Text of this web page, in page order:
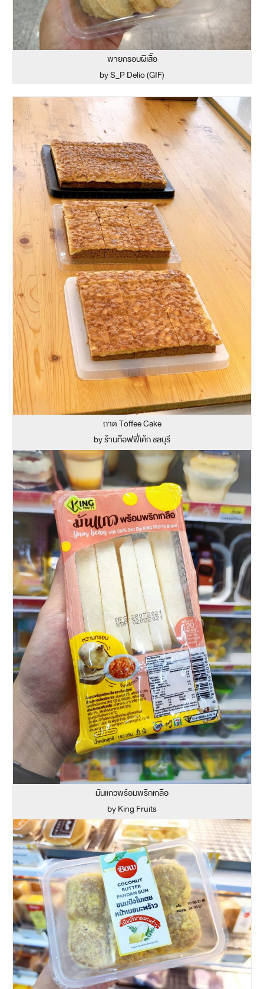
พายกรอบผีเสื้อ
by S_P Delio (GIF)
ถาด Toffee Cake
by ร้านท๊อฟฟี่เค้ก ชลบุรี
มันแกวพร้อมพริกเกลือ
by King Fruits